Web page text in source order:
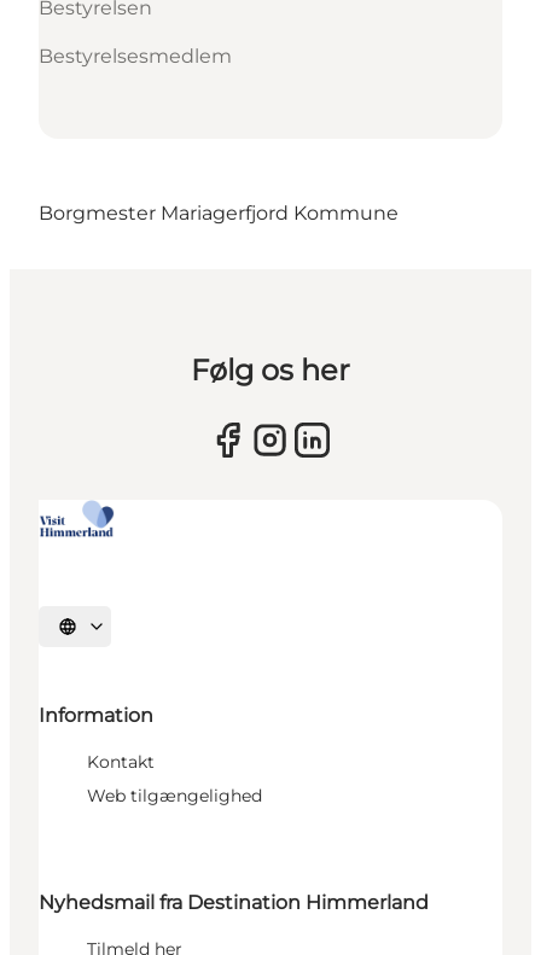
Bestyrelsen
Bestyrelsesmedlem
Borgmester Mariagerfjord Kommune
Følg os her
Vælg sprog
Information
Kontakt
Web tilgængelighed
Nyhedsmail fra Destination Himmerland
Tilmeld her